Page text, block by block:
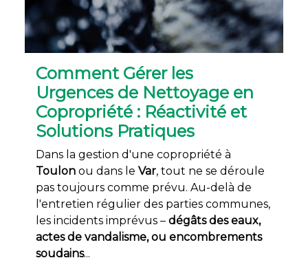
Comment Gérer les
Urgences de Nettoyage en
Copropriété : Réactivité et
Solutions Pratiques
Dans la gestion d'une copropriété à
Toulon ou dans le Var, tout ne se déroule
pas toujours comme prévu. Au-delà de
l'entretien régulier des parties communes,
les incidents imprévus – dégâts des eaux,
actes de vandalisme, ou encombrements
soudains...